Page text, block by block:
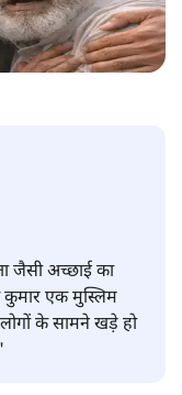
जैसी अच्छाई का
कुमार एक मुस्लिम
के सामने खड़े हो